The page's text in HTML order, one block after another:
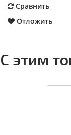
Сравнить
Отложить
С этим